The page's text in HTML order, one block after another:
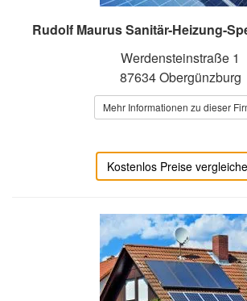
Rudolf Maurus Sanitär-Heizung-
Werdensteinstraße 1
87634 Obergünzburg
Mehr Informationen zu dieser
Kostenlos Preise